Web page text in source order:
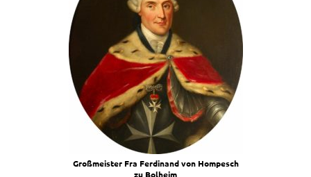
Groß­mei­ster Fra Fer­di­nand von Hom­pesch
zu Bolheim